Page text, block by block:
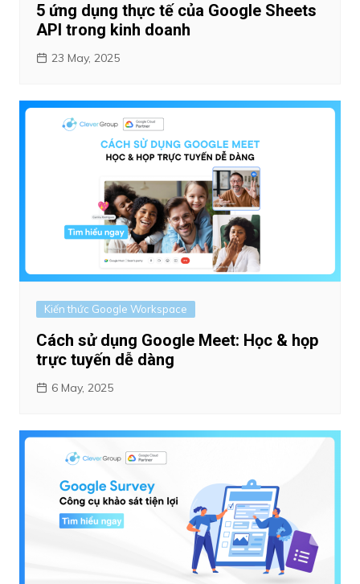
5 ứng dụng thực tế của Google Sheets
API trong kinh doanh
23 May, 2025
Kiến thức Google Workspace
Cách sử dụng Google Meet: Học & họp
trực tuyến dễ dàng
6 May, 2025